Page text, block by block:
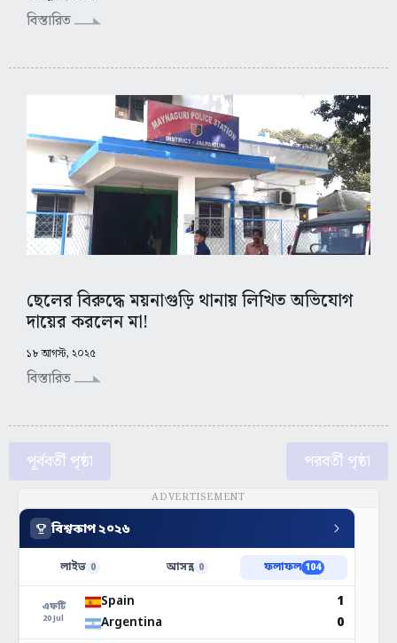
বিস্তারিত
ছেলের বিরুদ্ধে ময়নাগুড়ি থানায় লিখিত অভিযোগ
দায়ের করলেন মা!
১৮ আগস্ট, ২০২৫
বিস্তারিত
পূর্ববর্তী পৃষ্ঠা পরবর্তী পৃষ্ঠা
ADVERTISEMENT